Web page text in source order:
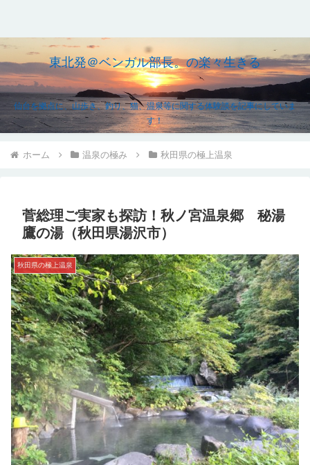
東北発＠ベンガル部長。の楽々生きる
仙台を拠点に、山歩き、釣り、猫、温泉等に関する体験談を記事にしていま
す！
ホーム 温泉の極み 秋田県の極上温泉
菅総理ご実家も探訪！秋ノ宮温泉郷 秘湯
鷹の湯（秋田県湯沢市）
秋田県の極上温泉